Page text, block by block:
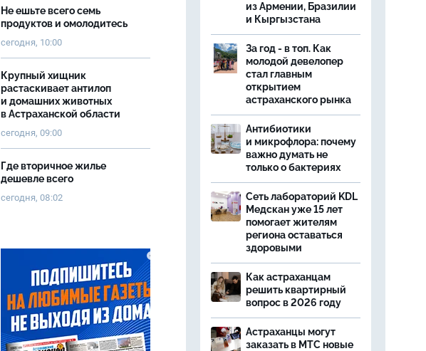
Не ешьте всего семь
продуктов и омолодитесь
сегодня, 10:00
Крупный хищник
растаскивает антилоп
и домашних животных
в Астраханской области
сегодня, 09:00
Где вторичное жилье
дешевле всего
сегодня, 08:02
из Армении, Бразилии
и Кыргызстана
За год - в топ. Как
молодой девелопер
стал главным
открытием
астраханского рынка
Антибиотики
и микрофлора: почему
важно думать не
только о бактериях
Сеть лабораторий KDL
Медскан уже 15 лет
помогает жителям
региона оставаться
здоровыми
Как астраханцам
решить квартирный
вопрос в 2026 году
Астраханцы могут
заказать в МТС новые